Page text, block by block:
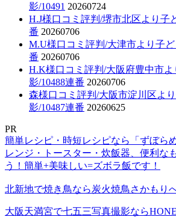
影/10491 20260724
H.J様口コミ評判/堺市北区より子
番 20260706
M.U様口コミ評判/大津市より子
番 20260706
H.K様口コミ評判/大阪府豊中市
影/10488連番 20260706
森様口コミ評判/大阪市淀川区よ
影/10487連番 20260625
PR
簡単レシピ・時短レシピなら「ずぼら
レンジ・トースター・炊飯器、便利な
う！簡単+美味しい=ズボラ飯です！
北新地で焼き鳥なら炭火焼鳥さかもり
大阪天満宮で七五三写真撮影なら